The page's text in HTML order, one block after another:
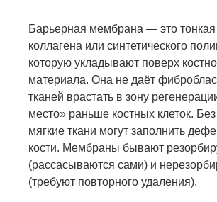
Барьерная мембрана — это тонкая
коллагена или синтетического
которую укладывают поверх
материала. Она не даёт
тканей врастать в зону
место» раньше костных клеток.
мягкие ткани могут заполнить
кости. Мембраны бывают
(рассасываются сами) и
(требуют повторного удаления).